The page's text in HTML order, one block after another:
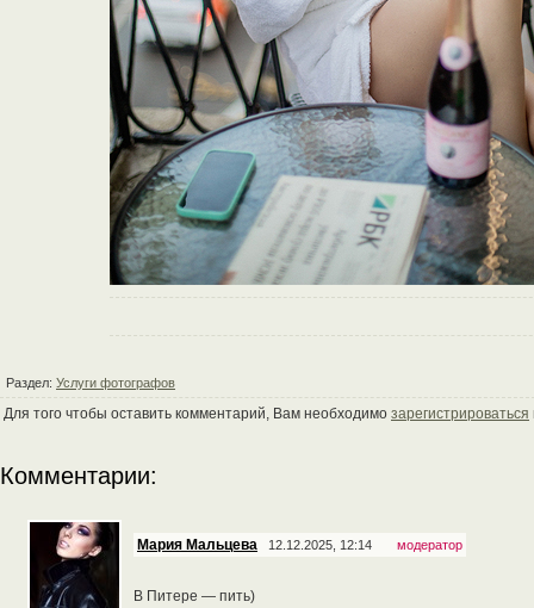
Раздел: Услуги фотографов
Для того чтобы оставить комментарий, Вам необходимо зарегистрироваться
Комментарии:
Мария Мальцева 12.12.2025, 12:14 модератор
В Питере — пить)